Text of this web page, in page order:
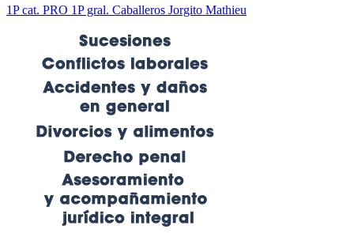
1P cat. PRO 1P gral. Caballeros Jorgito Mathieu